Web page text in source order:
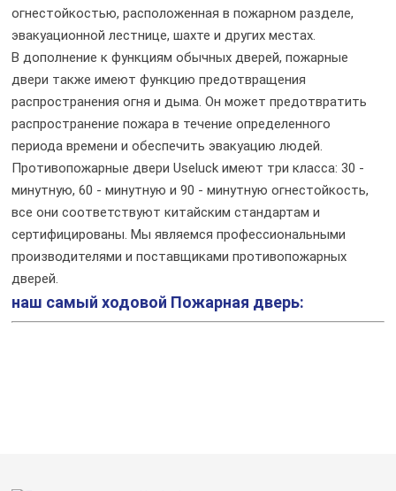
огнестойкостью, расположенная в пожарном разделе,
эвакуационной лестнице, шахте и других местах.
В дополнение к функциям обычных дверей, пожарные
двери также имеют функцию предотвращения
распространения огня и дыма. Он может предотвратить
распространение пожара в течение определенного
периода времени и обеспечить эвакуацию людей.
Противопожарные двери Useluck имеют три класса: 30 -
минутную, 60 - минутную и 90 - минутную огнестойкость,
все они соответствуют китайским стандартам и
сертифицированы. Мы являемся профессиональными
производителями и поставщиками противопожарных
дверей.
наш самый ходовой Пожарная дверь: